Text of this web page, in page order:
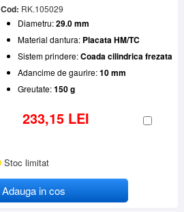
Cod: RK.105029
Diametru:29.0 mm
Material dantura: Placata HM/TC
Sistem prindere:Coada cilindrica frezata
Adancime de gaurire:10 mm
Greutate:150 g
233,15 LEI
Stoc limitat
Adauga in cos